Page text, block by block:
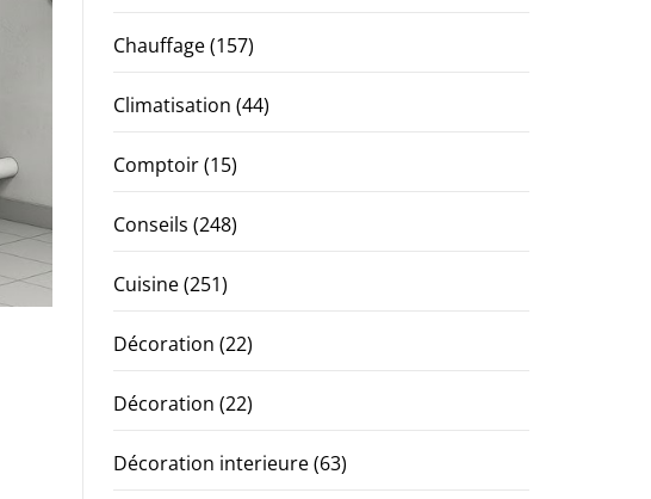
Chauffage(157)
Climatisation (44)
Comptoir(15)
Conseils (248)
Cuisine(251)
Décoration (22)
Décoration (22)
Décoration interieure(63)